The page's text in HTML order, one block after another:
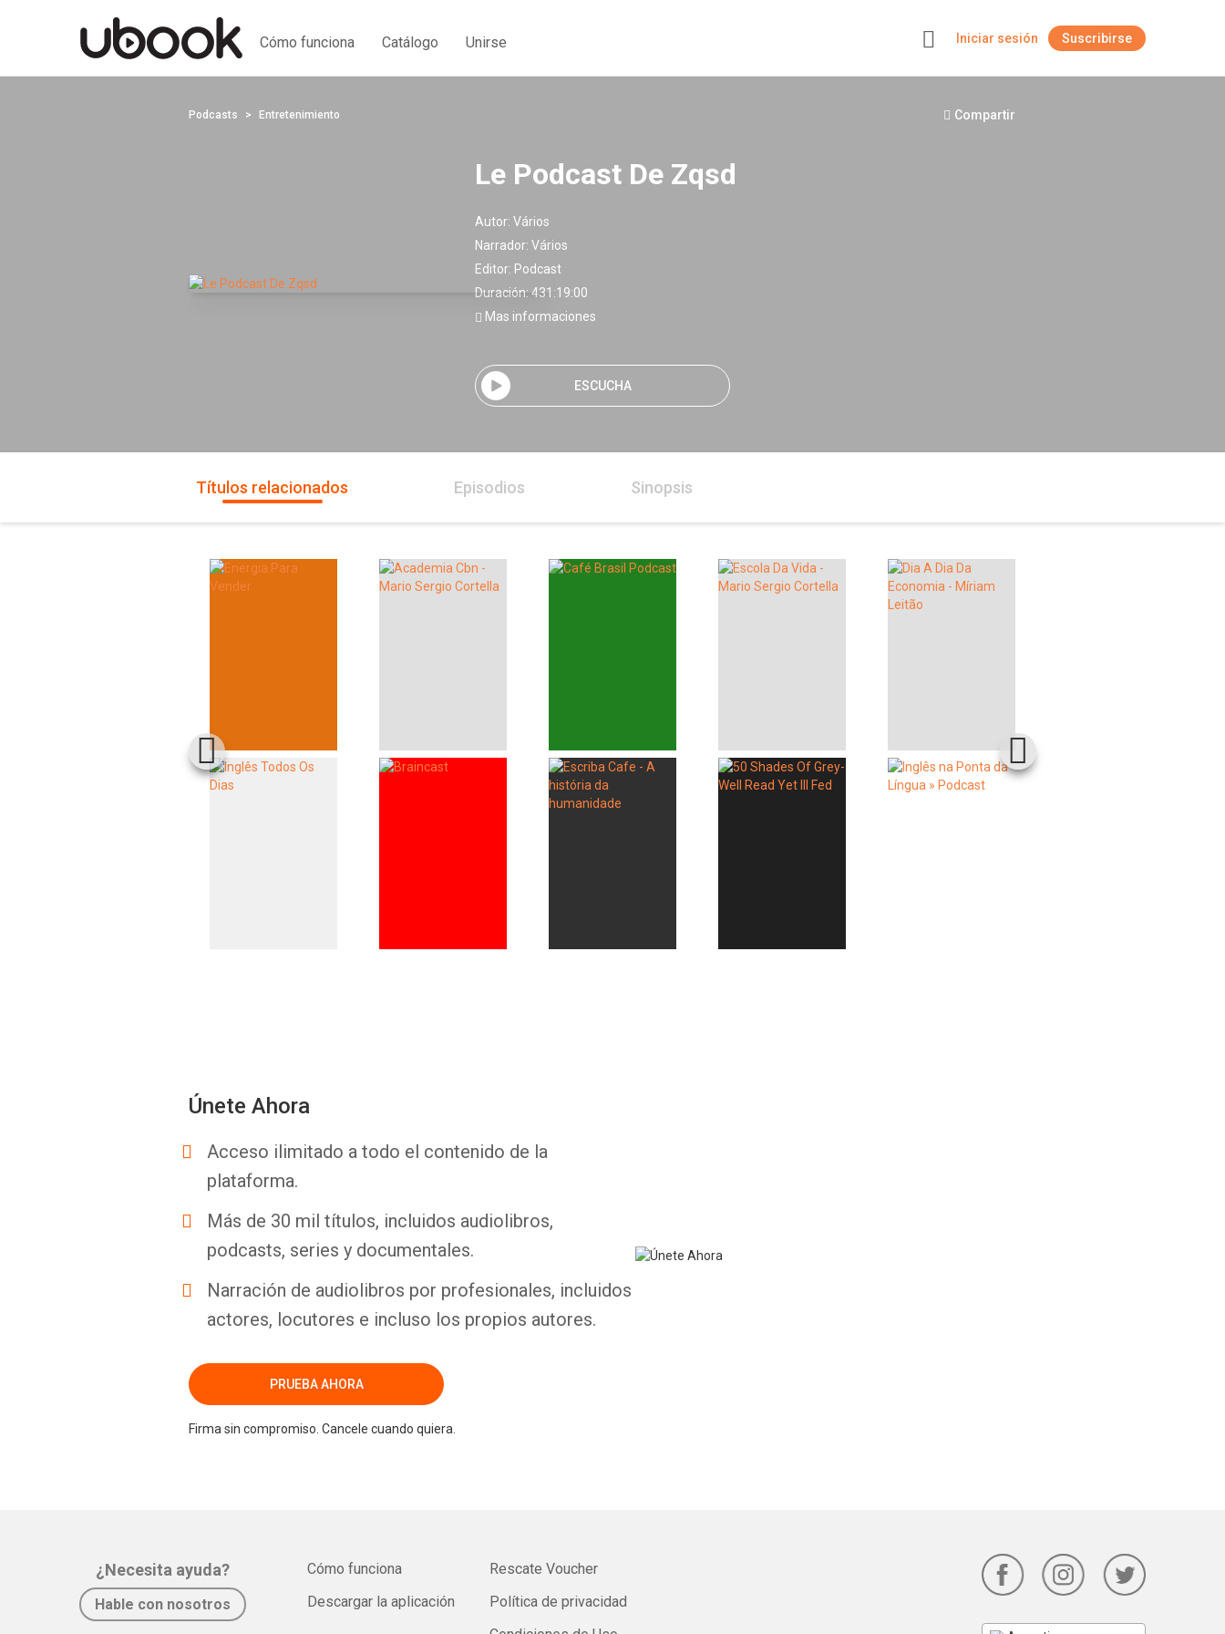
Cómo funciona Catálogo Unirse Iniciar sesión Suscribirse
Podcasts Entretenimiento Compartir
Le Podcast De Zqsd
Autor: Vários
Narrador: Vários
Editor: Podcast
Duración: 431:19:00
Mas informaciones
ESCUCHA
Títulos relacionados Episodios Sinopsis
Únete Ahora
Acceso ilimitado a todo el contenido de la
plataforma.
Más de 30 mil títulos, incluidos audiolibros,
podcasts, series y documentales.
Narración de audiolibros por profesionales, incluidos
actores, locutores e incluso los propios autores.
PRUEBA AHORA
Firma sin compromiso. Cancele cuando quiera.
¿Necesita ayuda?
Hable con nosotros
Cómo funciona
Descargar la aplicación
Rescate Voucher
Política de privacidad